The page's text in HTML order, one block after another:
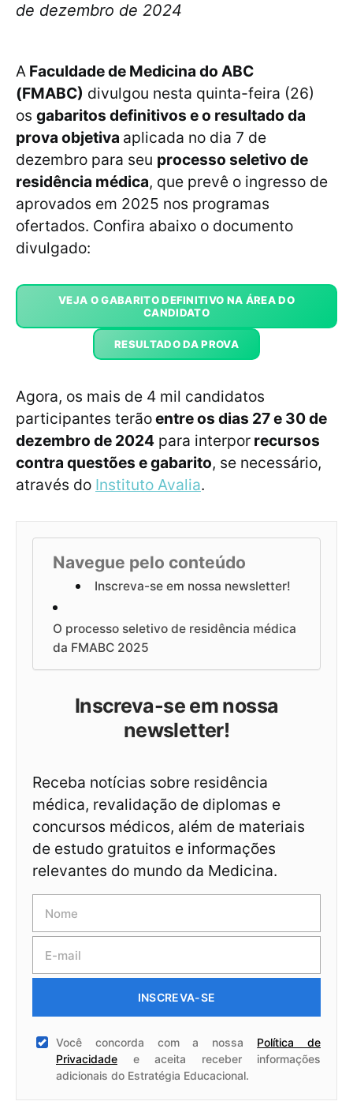
de dezembro de 2024
A Faculdade de Medicina do ABC
(FMABC) divulgou nesta quinta-feira (26)
os gabaritos definitivos e o resultado da
prova objetiva aplicada no dia 7 de
dezembro para seu processo seletivo de
residência médica, que prevê o ingresso de
aprovados em 2025 nos programas
ofertados. Confira abaixo o documento
divulgado:
VEJA O GABARITO DEFINITIVO NA ÁREA DO
CANDIDATO
RESULTADO DA PROVA
Agora, os mais de 4 mil candidatos
participantes terãoentre os dias 27 e 30 de
dezembro de 2024 para interpor recursos
contra questões e gabarito, se necessário,
através do Instituto Avalia.
Navegue pelo conteúdo
Inscreva-se em nossa newsletter!
O processo seletivo de residência médica
da FMABC 2025
Inscreva-se em nossa
newsletter!
Receba notícias sobre residência
médica, revalidação de diplomas e
concursos médicos, além de materiais
de estudo gratuitos e informações
relevantes do mundo da Medicina.
INSCREVA-SE
Você concorda com a nossa Política de
Privacidade e aceita receber informações
adicionais do Estratégia Educacional.